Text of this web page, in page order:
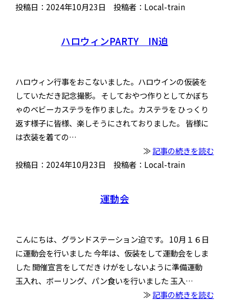
投稿日：2024年10月23日 投稿者：Local-train
ハロウィンPARTY IN迫
ハロウィン行事をおこないました。ハロウインの仮装を
していただき記念撮影。 そしておやつ作りとしてかぼち
ゃのベビーカステラを作りました。カステラを ひっくり
返す様子に皆様、楽しそうにされておりました。 皆様に
は衣装を着ての…
≫記事の続きを読む
投稿日：2024年10月23日 投稿者：Local-train
運動会
こんにちは、グランドステーション迫です。 10月１６日
に運動会を行いました 今年は、仮装をして運動会をしま
した 開催宣言をしてだき けがをしないように準備運動
玉入れ、ボーリング、パン食いを行いました 玉入…
≫記事の続きを読む